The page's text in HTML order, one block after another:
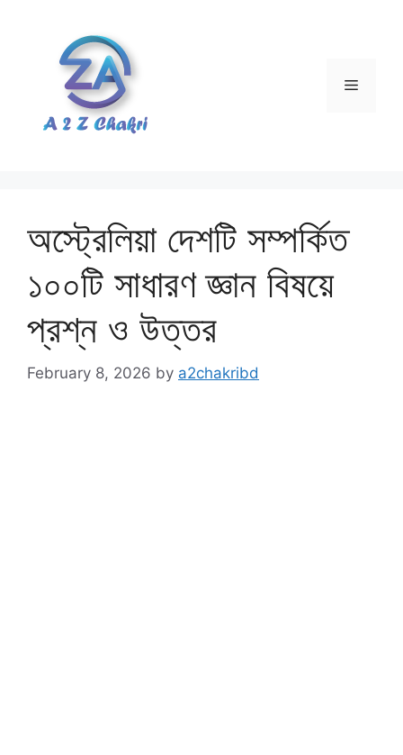
Menu
অস্ট্রেলিয়া দেশটি সম্পর্কিত
১০০টি সাধারণ জ্ঞান বিষয়ে
প্রশ্ন ও উত্তর
February 8, 2026 by a2chakribd